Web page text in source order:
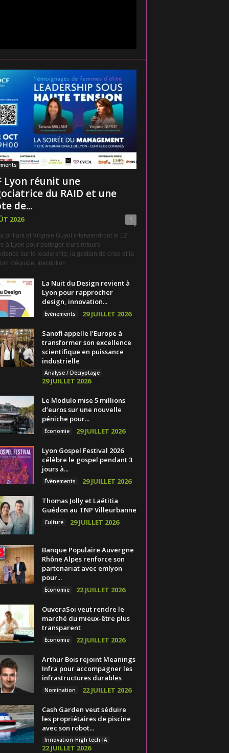
Lyon réunit une
du RAID et une
de...
2026 1
Brillant et Virginie Guyot interviendront le 12
à Lyon pour partager leurs retours
sur le leadership, la gestion de crise et la
d'équipe. Inscription
La Nuit du Design revient à
Lyon pour rapprocher
design, innovation...
Évènements 29 JUILLET 2026
Sanofi appelle l’Europe à
transformer son excellence
scientifique en puissance
industrielle
Analyse / Décryptage
29 JUILLET 2026
Le Modulo mise 5 millions
d’euros sur une nouvelle
péniche pour...
Économie 29 JUILLET 2026
Lyon Gospel Festival 2026
célèbre le gospel pendant 3
jours à...
Évènements 29 JUILLET 2026
Thomas Jolly et Laëtitia
Guédon au TNP Villeurbanne
Culture 29 JUILLET 2026
Banque Populaire Auvergne
Rhône Alpes renforce son
partenariat avec emlyon
pour...
Économie 22 JUILLET 2026
OuveraSoi veut rendre le
marché du mieux-être plus
transparent
Économie 22 JUILLET 2026
Arthur Bois rejoint Meanings
Infra pour accompagner les
infrastructures durables
Nomination 22 JUILLET 2026
Cash Garden veut séduire
les propriétaires de piscine
avec son robot...
Innovation-High tech-IA
22 JUILLET 2026